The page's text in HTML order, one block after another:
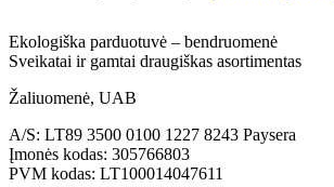
Ekologiška parduotuvė – bendruomenė
Sveikatai ir gamtai draugiškas asortimentas
Žaliuomenė, UAB
A/S: LT89 3500 0100 1227 8243 Paysera
Įmonės kodas: 305766803
PVM kodas: LT100014047611